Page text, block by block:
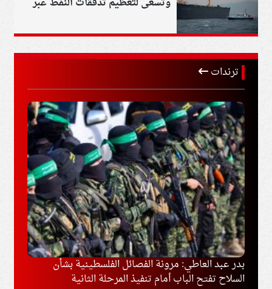
ترندات
بدر عبد العاطي: مرونة الفصائل الفلسطينية بشأن
السلاح تفتح الباب أمام تنفيذ المرحلة الثانية